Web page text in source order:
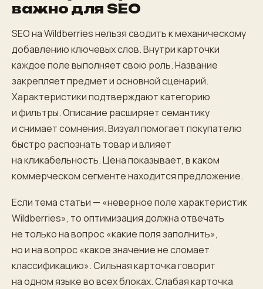
важно для SEO
SEO на Wildberries нельзя сводить к механическому
добавлению ключевых слов. Внутри карточки
каждое поле выполняет свою роль. Название
закрепляет предмет и основной сценарий.
Характеристики подтверждают категорию
и фильтры. Описание расширяет семантику
и снимает сомнения. Визуал помогает покупателю
быстро распознать товар и влияет
на кликабельность. Цена показывает, в каком
коммерческом сегменте находится предложение.
Если тема статьи — «неверное поле характеристик
Wildberries», то оптимизация должна отвечать
не только на вопрос «какие поля заполнить»,
но и на вопрос «какое значение не сломает
классификацию». Сильная карточка говорит
на одном языке во всех блоках. Слабая карточка